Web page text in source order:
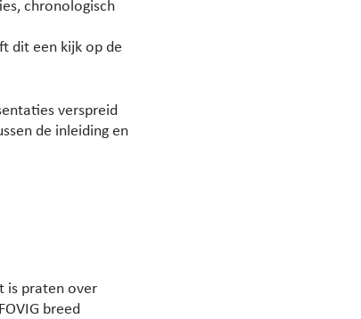
chronologisch
dit een kijk op de
verspreid
de inleiding en
is praten over
breed